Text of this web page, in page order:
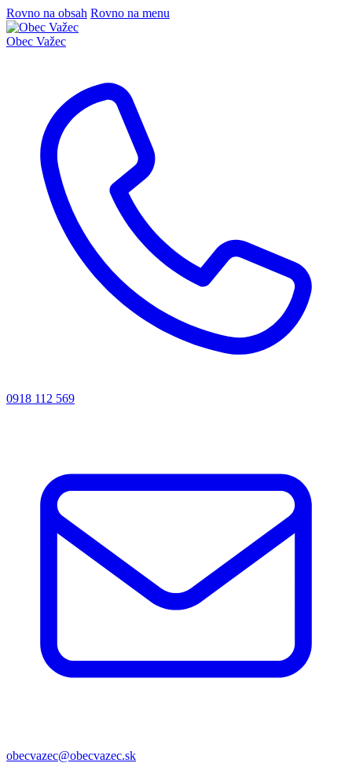
Rovno na obsah Rovno na menu
Obec Važec
0918 112 569
obecvazec@obecvazec.sk